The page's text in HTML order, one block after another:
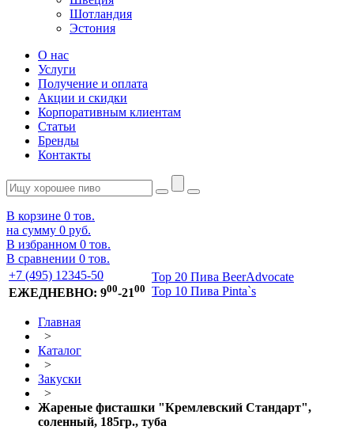
Шотландия
Эстония
О нас
Услуги
Получение и оплата
Акции и скидки
Корпоративным клиентам
Статьи
Бренды
Контакты
В корзине 0 тов.
на сумму 0 руб.
В избранном 0 тов.
В сравнении 0 тов.
+7 (495) 12345-50
ЕЖЕДНЕВНО: 900-2100
Top 20 Пива BeerAdvocate
Top 10 Пива Pinta`s
Главная
>
Каталог
>
Закуски
>
Жареные фисташки "Кремлевский Стандарт",
соленный, 185гр., туба